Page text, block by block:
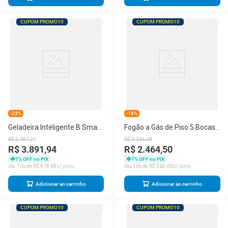
CUPOM PROMO10
-23%
Geladeira Inteligente B Smart
BRM62AK 512 Litros Frost
Free Brastemp
R$5.487,21
R$ 3.891,94
7% OFF no PIX
10
R$ 418 48
Adicionar ao carrinho
CUPOM PROMO10
-18%
Fogão a Gás de Piso 5 Bocas
Brastemp Mesa de Vidro -
BFS5VCE
R$3.266,28
R$ 2.464,50
7% OFF no PIX
10
R$ 265 00
Adicionar ao carrinho
CUPOM PROMO10 CUPOM PROMO10